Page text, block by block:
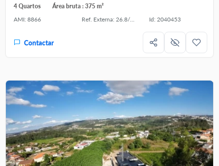
4 Quartos
Área bruta : 375 m²
AMI: 8866
Ref. Externa: 26.8/035 Id: 2040453
Contactar